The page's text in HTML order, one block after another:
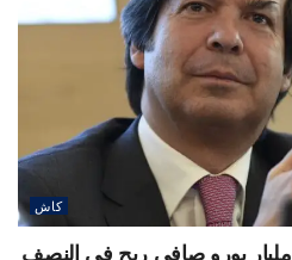
كاش
إنتيسا سان باولو تحقق 5.6 مليار يورو صافي ربح في النصف